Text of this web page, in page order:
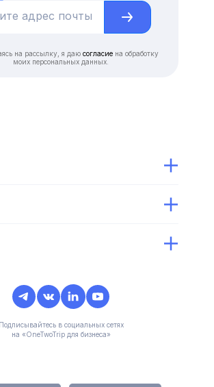
на рассылку, я даю согласие на обработку
моих персональных данных.
Подписывайтесь в социальных сетях
на «OneTwoTrip для бизнеса»